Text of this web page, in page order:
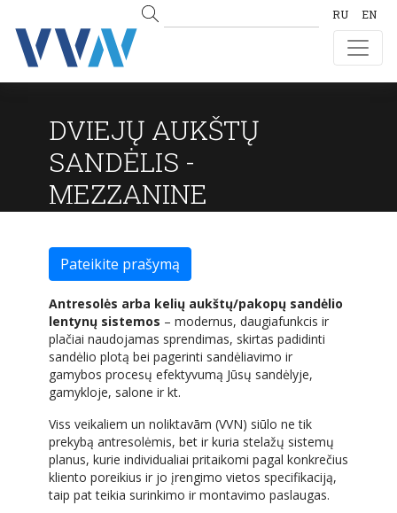
RU EN
DVIEJŲ AUKŠTŲ
SANDĖLIS -
MEZZANINE
Pateikite prašymą
Antresolės arba kelių aukštų/pakopų sandėlio
lentynų sistemos – modernus, daugiafunkcis ir
plačiai naudojamas sprendimas, skirtas padidinti
sandėlio plotą bei pagerinti sandėliavimo ir
gamybos procesų efektyvumą Jūsų sandėlyje,
gamykloje, salone ir kt.
Viss veikaliem un noliktavām (VVN) siūlo ne tik
prekybą antresolėmis, bet ir kuria stelažų sistemų
planus, kurie individualiai pritaikomi pagal konkrečius
kliento poreikius ir jo įrengimo vietos specifikaciją,
taip pat teikia surinkimo ir montavimo paslaugas.